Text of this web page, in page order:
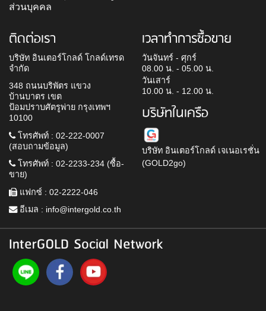
ส่วนบุคคล
ติดต่อเรา
บริษัท อินเตอร์โกลด์ โกลด์เทรด
จำกัด
348 ถนนบริพัตร แขวง
บ้านบาตร เขต
ป้อมปราบศัตรูพ่าย กรุงเทพฯ
10100
โทรศัพท์ : 02-222-0007
(สอบถามข้อมูล)
โทรศัพท์ : 02-2233-234 (ซื้อ-
ขาย)
แฟกซ์ : 02-2222-046
อีเมล : info@intergold.co.th
เวลาทำการซื้อขาย
วันจันทร์ - ศุกร์
08.00 น. - 05.00 น.
วันเสาร์
10.00 น. - 12.00 น.
บริษัทในเครือ
บริษัท อินเตอร์โกลด์ เจเนอเรชั่น
(GOLD2go)
InterGOLD Social Network